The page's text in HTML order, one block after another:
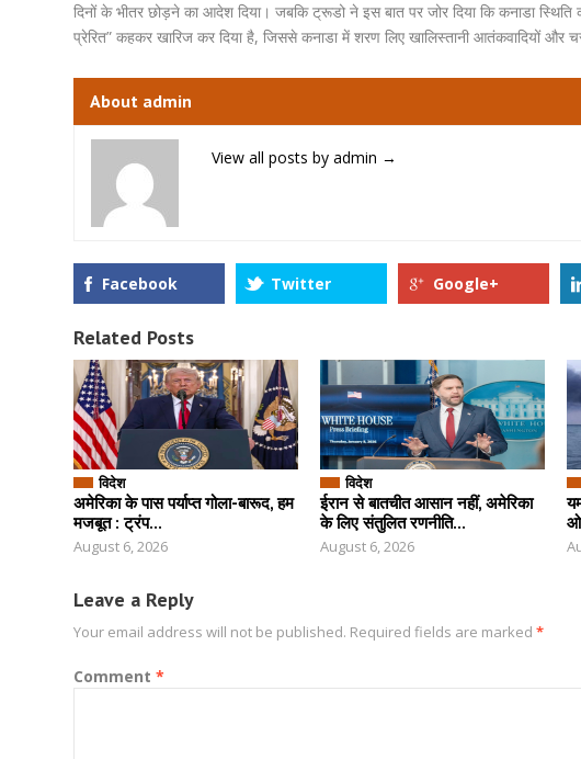
दिनों के भीतर छोड़ने का आदेश दिया। जबकि ट्रूडो ने इस बात पर जोर दिया कि कनाडा
प्रेरित” कहकर खारिज कर दिया है, जिससे कनाडा में शरण लिए खालिस्तानी आतंकवादियों और
About admin
View all posts by admin →
Facebook Twitter Google+
Related Posts
विदेश
अमेरिका के पास पर्याप्त गोला-बारूद, हम
मजबूत : ट्रंप...
August 6, 2026
विदेश
ईरान से बातचीत आसान नहीं, अमेरिका
के लिए संतुलित रणनीति...
August 6, 2026
Leave a Reply
Your email address will not be published. Required fields are marked *
Comment *